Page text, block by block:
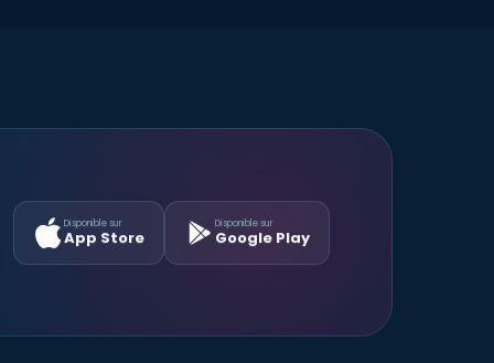
Disponible sur
App Store
Disponible sur
Google Play